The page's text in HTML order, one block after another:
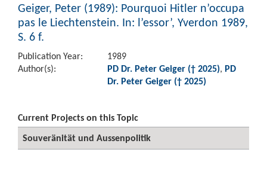
Geiger, Peter (1989): Pourquoi Hitler n’occupa
pas le Liechtenstein. In: l’essor’, Yverdon 1989,
S. 6 f.
Publication Year:
1989
Author(s):
PD Dr. Peter Geiger († 2025), PD
Dr. Peter Geiger († 2025)
Current Projects on this Topic
Souveränität und Aussenpolitik